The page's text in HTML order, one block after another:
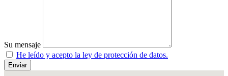
Su mensaje
He leído y acepto la ley de protección de datos.